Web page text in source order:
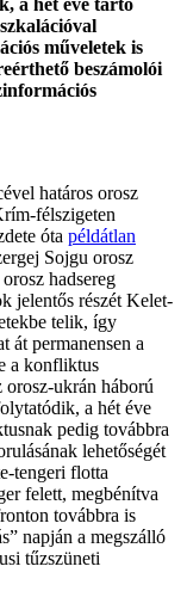
műveletek is
beszámolói
határos orosz
félszigeten
óta példátlan
Sojgu orosz
hadsereg
jelentős részét Kelet-
telik, így
át permanensen a
a konfliktus
orosz-ukrán háború
a hét éve
pedig továbbra
lehetőségét
tengeri flotta
felett, megbénítva
továbbra is
napján a megszálló
tűzszüneti